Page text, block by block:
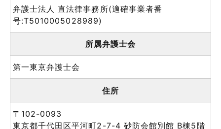
弁護士法人 直法律事務所(適確事業者番
号:T5010005028989)
所属弁護士会
第一東京弁護士会
住所
〒102-0093
東京都千代田区平河町2-7-4 砂防会館別館 B棟5階